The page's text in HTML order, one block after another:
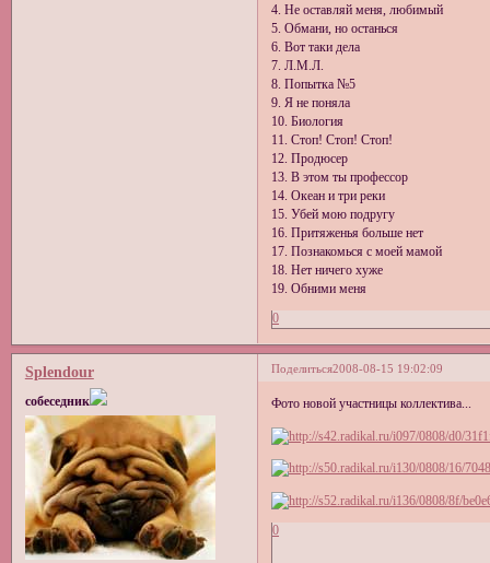
4. Не оставляй меня, любимый
5. Обмани, но останься
6. Вот таки дела
7. Л.М.Л.
8. Попытка №5
9. Я не поняла
10. Биология
11. Стоп! Стоп! Стоп!
12. Продюсер
13. В этом ты профессор
14. Океан и три реки
15. Убей мою подругу
16. Притяженья больше нет
17. Познакомься с моей мамой
18. Нет ничего хуже
19. Обними меня
0
Поделиться2008-08-15 19:02:09
Splendour
собеседник Фото новой участницы коллектива...
0